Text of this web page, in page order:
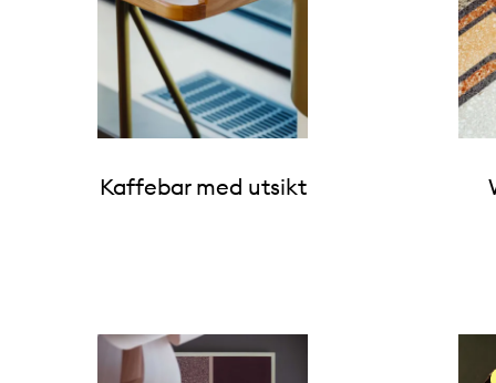
Kaffebar med utsikt